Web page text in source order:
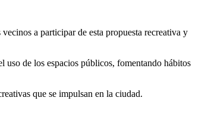
a participar de esta propuesta recreativa y
uso de los espacios públicos, fomentando hábitos
que se impulsan en la ciudad.